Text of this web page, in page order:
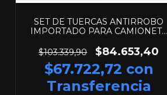
SET DE TUERCAS ANTIRROBO
IMPORTADO PARA CAMIONETA
$103.339,90
$84.653,40
$67.722,72 con
Transferencia